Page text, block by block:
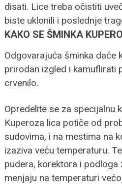
disati. Lice treba očistiti
biste uklonili i poslednje
KAKO SE ŠMINKA
Odgovarajuća šminka daće
prirodan izgled i kamuflirati
crvenilo.
Opredelite se za specijalnu
Kuperoza lica potiče od
sudovima, i na mestima na
izaziva veću temperaturu.
pudera, korektora i podloga
menjaju na temperaturi